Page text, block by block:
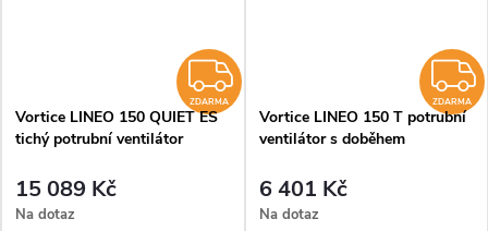
ZDARMA
ZDARMA
Vortice LINEO 150 QUIET ES
tichý potrubní ventilátor
15 089 Kč
Na dotaz
ZDARMA
Vortice LINEO 150 T potrubní
ventilátor s doběhem
6 401 Kč
Na dotaz